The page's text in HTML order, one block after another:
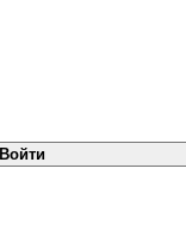
Войти